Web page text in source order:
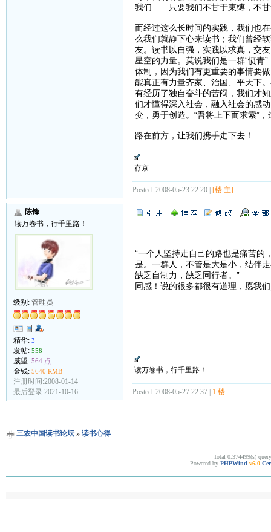
我们——只要我们不甘于束缚，不甘
而经过这么长时间的实践，我们也
么我们就静下心来读书；我们曾经
友。读书以自强，实践以求真，交
星空的力量。莫说我们是一群“愤青
体制，因为我们有更重要的事情要
能真正有力量齐家、治国、平天下
有经历了独自奋斗的苦闷，我们才
们才懂得深入社会，融入社会的感
变，勇于创造。“吾将上下而求索”
路在前方，让我们携手走下去！
存京
Posted: 2008-05-23 22:20 | [楼 主]
陈锋
读万卷书，行千里路！
级别: 管理员
精华: 3
发帖: 558
威望: 564 点
金钱: 5640 RMB
注册时间:2008-01-14
最后登录:2021-10-16
“一个人坚持走自己的路也是痛苦的
是。一群人，不管是大是小，结伴
缺乏自制力，缺乏同行者。”
同感！说的很多都很有道理，愿我
读万卷书，行千里路！
Posted: 2008-05-27 22:37 | 1 楼
三农中国读书论坛» 读书心得
Total 0.374499(s)
Powered by PHPWind v6.0